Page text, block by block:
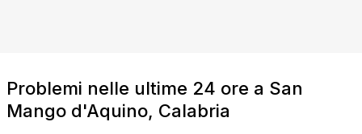
Problemi nelle ultime 24 ore a San
Mango d'Aquino, Calabria